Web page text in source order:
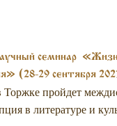
семинар
(28-29 сентября
Торжке пройдет
в литературе и